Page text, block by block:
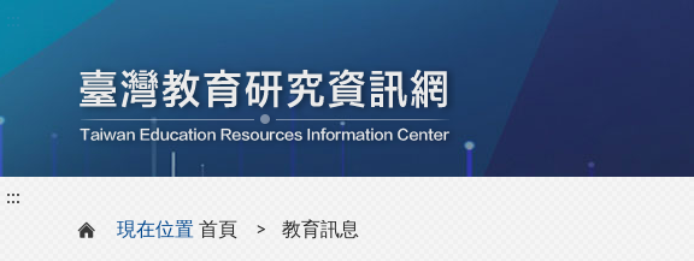
:::
現在位置 首頁 教育訊息
:::